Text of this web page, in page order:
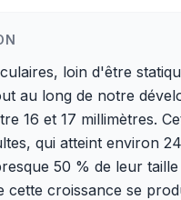
loin d'être
au long de notre
16 et 17 millimètres.
qui atteint environ
50 % de leur
cette croissance se